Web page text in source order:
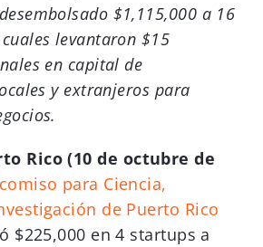
$1,115,000 a 16
levantaron $15
en capital de
y extranjeros para
Rico (10 de octubre de
para Ciencia,
de Puerto Rico
$225,000 en 4 startups a